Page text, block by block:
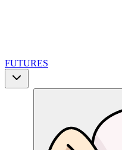
FUTURES